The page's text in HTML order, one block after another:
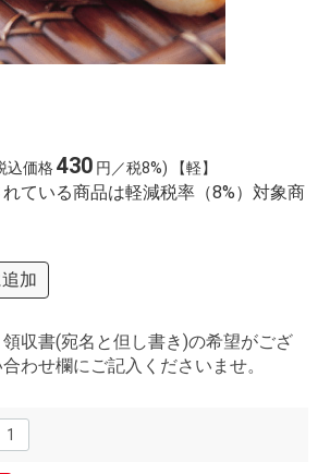
込価格430 円／税8%) 【軽】
れている商品は軽減税率（8%）対象商
加
収書(宛名と但し書き)の希望がござ
わせ欄にご記入くださいませ。